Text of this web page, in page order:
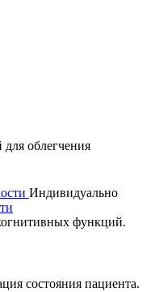
облегчения
Индивидуально
функций.
состояния пациента.